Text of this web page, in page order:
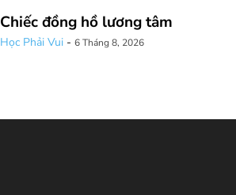
Chiếc đồng hồ lương tâm
Học Phải Vui - 6 Tháng 8, 2026